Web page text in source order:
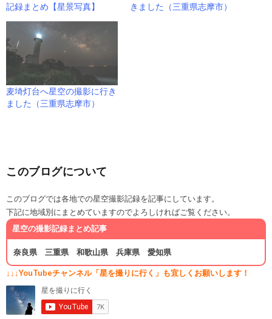
記録まとめ【星景写真】 きました（三重県志摩市）
麦埼灯台へ星空の撮影に行き
ました（三重県志摩市）
このブログについて
このブログでは各地での星空撮影記録を記事にしています。
下記に地域別にまとめていますのでよろしければご覧ください。
星空の撮影記録まとめ記事
奈良県 三重県 和歌山県 兵庫県 愛知県
↓↓↓YouTubeチャンネル「星を撮りに行く」も宜しくお願いします！